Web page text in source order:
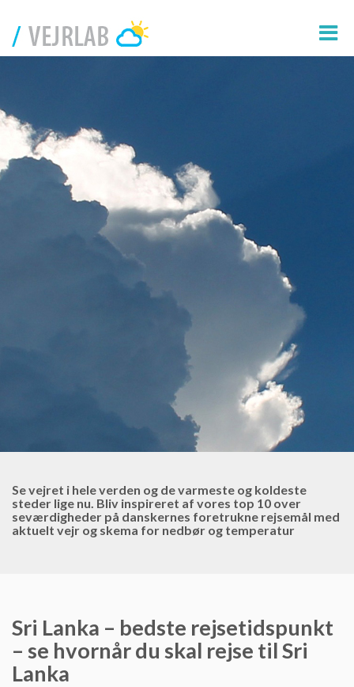
Se vejret i hele verden og de varmeste og koldeste
steder lige nu. Bliv inspireret af vores top 10 over
seværdigheder på danskernes foretrukne rejsemål med
aktuelt vejr og skema for nedbør og temperatur
Sri Lanka – bedste rejsetidspunkt
– se hvornår du skal rejse til Sri
Lanka